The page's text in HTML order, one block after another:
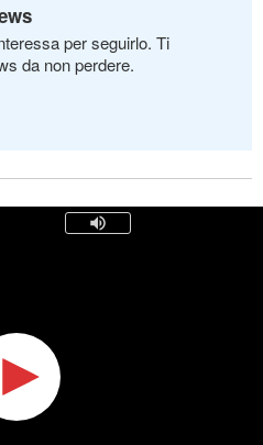
per seguirlo. Ti
da non perdere.